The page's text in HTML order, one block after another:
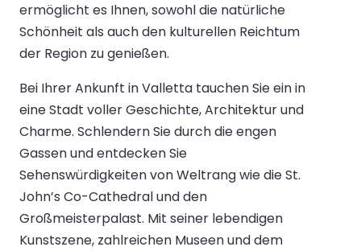
ermöglicht es Ihnen, sowohl die natürliche
Schönheit als auch den kulturellen Reichtum
der Region zu genießen.
Bei Ihrer Ankunft in Valletta tauchen Sie ein in
eine Stadt voller Geschichte, Architektur und
Charme. Schlendern Sie durch die engen
Gassen und entdecken Sie
Sehenswürdigkeiten von Weltrang wie die St.
John’s Co-Cathedral und den
Großmeisterpalast. Mit seiner lebendigen
Kunstszene, zahlreichen Museen und dem